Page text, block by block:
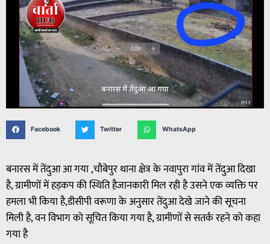
Facebook Twitter WhatsApp
बनारस में तेंदुआ आ गया ,चौबेपुर थाना क्षेत्र के नवापुरा गांव में तेंदुआ दिखा
है, ग्रामीणों में हड़कप की स्थिति हैजानकारी मिल रही है उसने एक व्यक्ति पर
हमला भी किया है,डीसीपी वरूणा के अनुसार तेंदुआ देखे जाने की सूचना
मिली है, वन विभाग को सूचित किया गया है, ग्रामीणों से सतर्क रहने को कहा
गया है